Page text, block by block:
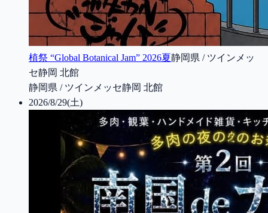
植祭 “Global Botanical Jam” 2026夏静岡県 / ツインメッ
セ静岡 北館
静岡県 / ツインメッセ静岡 北館
2026/8/29(土)